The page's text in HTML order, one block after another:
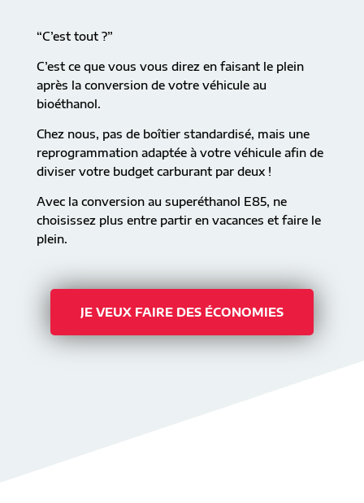
“C’est tout ?”
C’est ce que vous vous direz en faisant le plein
après la conversion de votre véhicule au
bioéthanol.
Chez nous, pas de boîtier standardisé, mais une
reprogrammation adaptée à votre véhicule afin de
diviser votre budget carburant par deux !
Avec la conversion au superéthanol E85, ne
choisissez plus entre partir en vacances et faire le
plein.
JE VEUX FAIRE DES ÉCONOMIES